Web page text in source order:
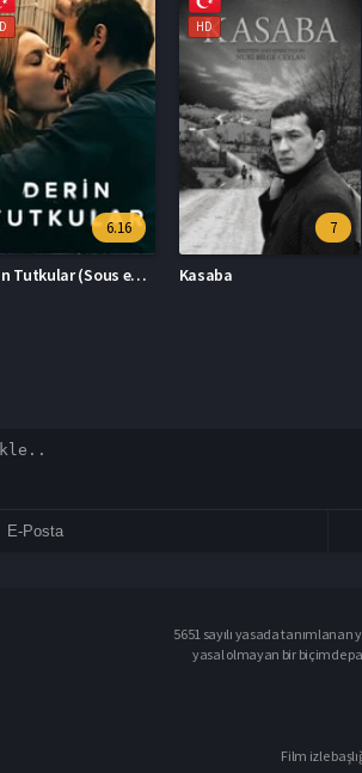
7
1080p
6.6
5651 sayılı yasada tanımlanan
yasal olmayan bir biçimde
Film izle